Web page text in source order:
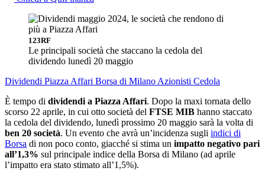
123RF
Le principali società che staccano la cedola del
dividendo lunedì 20 maggio
Dividendi Piazza Affari Borsa di Milano Azionisti Cedola
È tempo di dividendi a Piazza Affari. Dopo la maxi tornata dello
scorso 22 aprile, in cui otto società del FTSE MIB hanno staccato
la cedola del dividendo, lunedì prossimo 20 maggio sarà la volta di
ben 20 società. Un evento che avrà un’incidenza sugli indici di
Borsa di non poco conto, giacché si stima un impatto negativo pari
all’1,3% sul principale indice della Borsa di Milano (ad aprile
l’impatto era stato stimato all’1,5%).